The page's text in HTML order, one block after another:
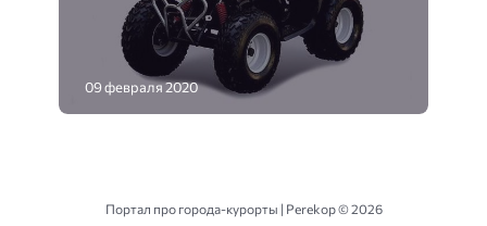
09 февраля 2020
Портал про города-курорты | Perekop ©2026